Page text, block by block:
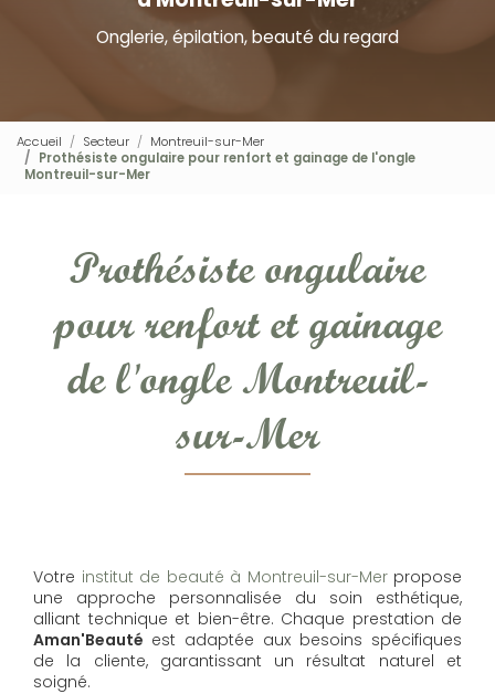
Onglerie, épilation, beauté du regard
Accueil Secteur
Montreuil-sur-Mer
Prothésiste ongulaire pour renfort et gainage de l'ongle
Montreuil-sur-Mer
Prothésiste ongulaire
pour renfort et gainage
de l'ongle Montreuil-
sur-Mer
Votre institut de beauté à Montreuil-sur-Mer propose
une approche personnalisée du soin esthétique,
alliant technique et bien-être. Chaque prestation de
Aman'Beauté est adaptée aux besoins spécifiques
de la cliente, garantissant un résultat naturel et
soigné.